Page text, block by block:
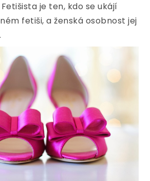
je ten, kdo se ukájí
fetiši, a ženská osobnost jej